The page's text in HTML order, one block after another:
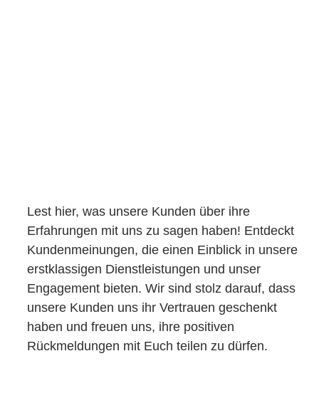
Lest hier, was unsere Kunden über ihre
Erfahrungen mit uns zu sagen haben! Entdeckt
Kundenmeinungen, die einen Einblick in unsere
erstklassigen Dienstleistungen und unser
Engagement bieten. Wir sind stolz darauf, dass
unsere Kunden uns ihr Vertrauen geschenkt
haben und freuen uns, ihre positiven
Rückmeldungen mit Euch teilen zu dürfen.